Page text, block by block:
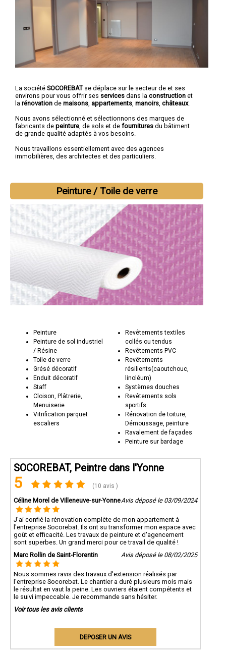
La société SOCOREBATse déplace sur le secteur de et ses
environs pour vous offrir ses services dans la construction et
la rénovation de maisons, appartements, manoirs, châteaux.
Nous avons sélectionné et sélectionnons des marques de
fabricants de peinture, de sols et de fournitures du bâtiment
de grande qualité adaptés à vos besoins.
Nous travaillons essentiellement avec des agences
immobilières, des architectes et des particuliers.
Peinture / Toile de verre
Peinture
Peinture de sol industriel
/ Résine
Toile de verre
Grésé décoratif
Enduit décoratif
Staff
Cloison, Plâtrerie,
Menuiserie
Vitrification parquet
escaliers
Revêtements textiles
collés ou tendus
Revêtements PVC
Revêtements
résilients(caoutchouc,
linoléum)
Systèmes douches
Revêtements sols
sportifs
Rénovation de toiture,
Démoussage, peinture
Ravalement de façades
Peinture sur bardage
SOCOREBAT, Peintre dans l'Yonne
5 (10 avis )
Céline Morel de Villeneuve-sur-YonneAvis déposé le 03/09/2024
J'ai confié la rénovation complète de mon appartement à
l'entreprise Socorebat. Ils ont su transformer mon espace avec
goût et efficacité. Les travaux de peinture et d'agencement
sont superbes. Un grand merci pour ce travail de qualité !
Marc Rollin de Saint-Florentin
Avis déposé le 08/02/2025
Nous sommes ravis des travaux d'extension réalisés par
l'entreprise Socorebat. Le chantier a duré plusieurs mois mais
le résultat en vaut la peine. Les ouvriers étaient compétents et
le suivi impeccable. Je recommande sans hésiter.
Voir tous les avis clients
DEPOSER UN AVIS